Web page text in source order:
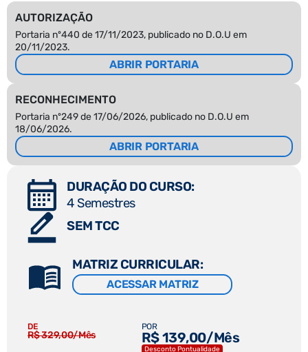
AUTORIZAÇÃO
Portaria nº440 de 17/11/2023, publicado no D.O.U em
20/11/2023.
ABRIR PORTARIA
RECONHECIMENTO
Portaria nº249 de 17/06/2026, publicado no D.O.U em
18/06/2026.
ABRIR PORTARIA
DURAÇÃO DO CURSO:
4 Semestres
SEM TCC
MATRIZ CURRICULAR:
ACESSAR MATRIZ
DE
R$ 329,00/Mês
POR
R$ 139,00/Mês
Desconto Pontualidade